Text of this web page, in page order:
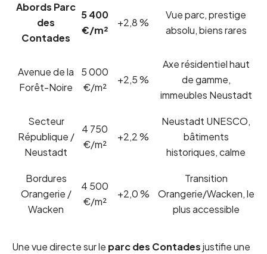
Abords Parc
des
Contades
5 400
€/m²
+2,8 %
Vue parc, prestige
absolu, biens rares
Avenue de la
Forêt-Noire
5 000
€/m²
+2,5 %
Axe résidentiel haut
de gamme,
immeubles Neustadt
Secteur
République /
Neustadt
4 750
€/m²
+2,2 %
Neustadt UNESCO,
bâtiments
historiques, calme
Bordures
Orangerie /
Wacken
4 500
€/m²
+2,0 %
Transition
Orangerie/Wacken, le
plus accessible
Une vue directe sur le parc des Contadesjustifie une